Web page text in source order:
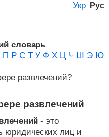
Укр Рус
словарь
П Р С Т У Ф Х Ц Ч Ш Э Ю
развлечений?
развлечений
- это
юридических лиц и